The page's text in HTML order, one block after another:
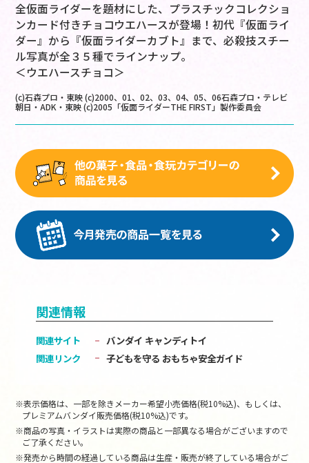
全仮面ライダーを題材にした、プラスチックコレクショ
ンカード付きチョコウエハースが登場！初代『仮面ライ
ダー』から『仮面ライダーカブト』まで、必殺技スチー
ル写真が全３５種でラインナップ。
＜ウエハースチョコ＞
(c)石森プロ・東映 (c)2000、01、02、03、04、05、06石森プロ・テレビ
朝日・ADK・東映 (c)2005「仮面ライダーTHE FIRST」製作委員会
関連情報
関連サイト
バンダイ キャンディトイ
関連リンク
子どもを守る おもちゃ安全ガイド
※表示価格は、一部を除きメーカー希望小売価格(税10%込)、もしくは、
プレミアムバンダイ販売価格(税10%込)です。
※商品の写真・イラストは実際の商品と一部異なる場合がございますので
ご了承ください。
※発売から時間の経過している商品は生産・販売が終了している場合がご